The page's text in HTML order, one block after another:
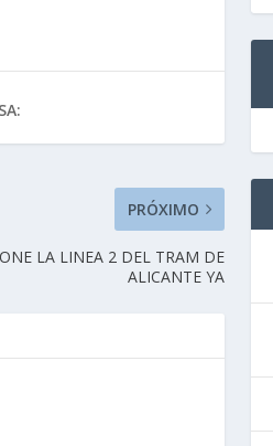
PRÓXIMO
LA LINEA 2 DEL TRAM DE
ALICANTE YA